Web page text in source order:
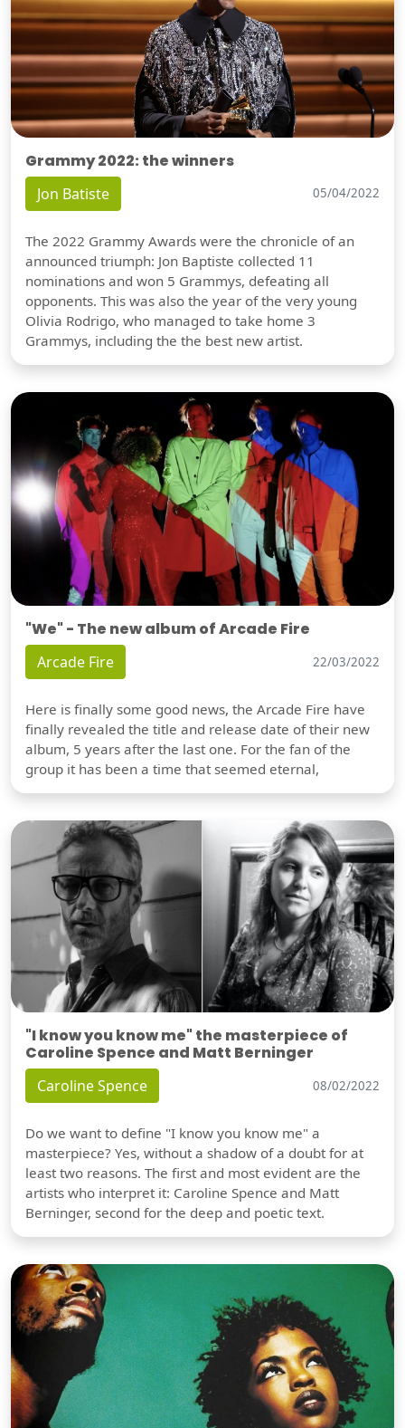
Grammy 2022: the winners
Jon Batiste 05/04/2022
The 2022 Grammy Awards were the chronicle of an
announced triumph: Jon Baptiste collected 11
nominations and won 5 Grammys, defeating all
opponents. This was also the year of the very young
Olivia Rodrigo, who managed to take home 3
Grammys, including the the best new artist.
"We" - The new album of Arcade Fire
Arcade Fire 22/03/2022
Here is finally some good news, the Arcade Fire have
finally revealed the title and release date of their new
album, 5 years after the last one. For the fan of the
group it has been a time that seemed eternal,
"I know you know me" the masterpiece of
Caroline Spence and Matt Berninger
Caroline Spence 08/02/2022
Do we want to define "I know you know me" a
masterpiece? Yes, without a shadow of a doubt for at
least two reasons. The first and most evident are the
artists who interpret it: Caroline Spence and Matt
Berninger, second for the deep and poetic text.